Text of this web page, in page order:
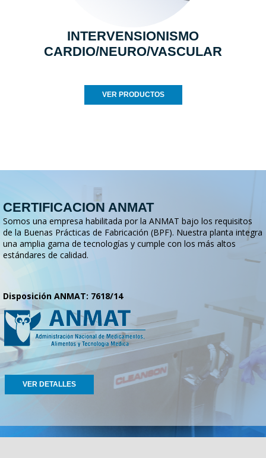
INTERVENSIONISMO
CARDIO/NEURO/VASCULAR
VER PRODUCTOS
CERTIFICACION ANMAT
Somos una empresa habilitada por la ANMAT bajo los requisitos
de la Buenas Prácticas de Fabricación (BPF). Nuestra planta integra
una amplia gama de tecnologías y cumple con los más altos
estándares de calidad.
Disposición ANMAT: 7618/14
VER DETALLES